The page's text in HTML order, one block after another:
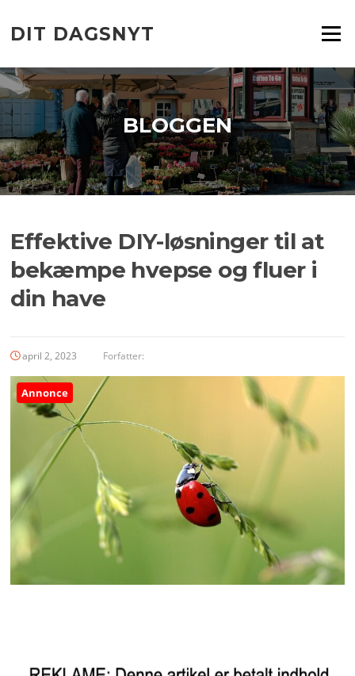
indhold
DIT DAGSNYT Menu
BLOGGEN
Effektive DIY-løsninger til at
bekæmpe hvepse og fluer i
din have
april 2, 2023 Forfatter:
Annonce